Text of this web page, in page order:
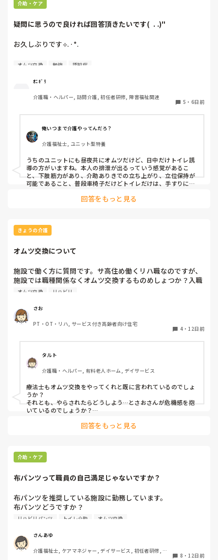
たらかしで委員会や研修に行くかっていうこ
うちのユニットは、日勤いなくて、1ユニット
職員がいないのに毎日のように主任も副主任
利用者様のためといって、祭り等行事される
疑問が…
に…
こんな現場だったら、理念でどんなにいいこ
と書いてあっても人は来ないと思いますが…
皆さんの所はどうですか？
うちみたいな感じですか？
長文ですみません🙇‍♀️
介助・ケア
疑問に思うので良ければ回答頂きたいです(  . .)"
お久しぶりです⟡.·*.
仕事変えてから本業しながら副業としてカイテクをやってい
精神科病院 認知症病棟でオムツをしているのにトイレ誘導
際「トイレしたいんだけどいいかしら？」とお声掛けがあり
ました。私は「オムツしてるからそのままして大丈夫です
よ」と返してしまいました。後々スタッフの方が「◯◯さん
臭うわ」との事でトイレに連れていかれていました。理由を
聞けなかったのですが何故でしょうか。オムツしている方で
トイレ誘導は見た事がなかったので疑問です。他の病棟だと
「オムツにしてください」なんだけどな、、と。
オムツ交換 勉強 認知症
ｵﾆｷﾞﾘ
介護職・ヘルパー, 訪問介護, 初任者研修, 障害福祉関連
5 ・ 6日前
俺いつまで介護やってんだろ？
介護福祉士, ユニット型特養
うちのユニットにも昼夜共にオムツだけど、日中だけトイレ誘
導の方がいますね。本人の排泄が出るっていう感覚があるこ
と、下肢筋力があり、介助ありきでの立ち上がり、立位保持が
可能であること、普段車椅子だけどトイレだけは、手すりに捕
ンに練り込まれてますね。トイレで排泄したいって気持ちもあ
せんが、トイレへ行かれることで立ち上がり、立位保持を本人
も頑張ってくれるのである意味ではリハビリに近しいものがあ
持が10～20秒くらいは必要なので日中のトイレを辞めてしまう
かなとも考えられます。
そちらの病棟の方は歩ける方なのか、車椅子なのか、トイレ行
きたいって感覚がわかる方なのかにもよりそうです。また、オ
ムツってかオムツに出したまま交換の時間まで替えないことが
ままですと不快感からいじってしまったり、臀部が赤くなった
り皮膚トラブルへ発展することもありえるので、トイレ誘導し
ているかもしれません。
回答をもっと見る
きょうの介護
オムツ交換について
施設で働く方に質問です。サ高住め働くリハ職なのですが、
施設では職種関係なくオムツ交換するものめしょつか？入職
した当初は、オムツ交換をヘルパーさんにお願いしていまし
が、今は、状況的に誰もいないとやらざるおえない状況で
す。
オムツ交換 リハビリ
さお
PT・OT・リハ, サービス付き高齢者向け住宅
4・ 12日前
タルト
介護職・ヘルパー, 有料老人ホーム, デイサービス
療法士もオムツ交換をやってくれと既に言われているのでしょ
うか？
それとも、やらされたらどうしよう…とさおさんが危機感を抱
いているのでしょうか？
当方回復期に勤めております。人手不足ではなく、療法士もや
その辞めた人は不潔がイヤでオムツ交換はリハの仕事じゃない
と…他の療法士はSTも含めて全員やっていました。
他院のリハさんに相談すると、そんな事をするために国試取っ
たんじゃないから辞めて当然だと…
確かに、オムツは利用者自身ではできないので、リハビリの評
価として疑問に思いますが、側臥位になったり、ベッド柵を持
つ、中には仰臥位でブリッヂでお尻を上げてくれるなどの動き
を評価する事はできるのかなと。マッサージやってるならつい
「私はオムツ交換やりません！」で突っぱねると、チームワー
クを乱すと捉えられると残念なので、せめてトイレやPトイレ
回答をもっと見る
介助・ケア
布パンツって職員の自己満足じゃないですか？
布パンツを推奨している施設に勤務しています。
布パンツどうですか？
布パンツにする事によりスキントラブルが減った方もいます
族としては在宅で生活していた時布パンツからリハパンへの
移行を苦労したのに今頃になってどうしてと思われていま
す。オムツ代払っているのにどうしてと言う意見もありまし
リハビリパンツ トイレ介助 オムツ交換
さんあゆ
介護福祉士, ケアマネジャー, デイサービス, 初任者研修, 実
8 ・ 12日前